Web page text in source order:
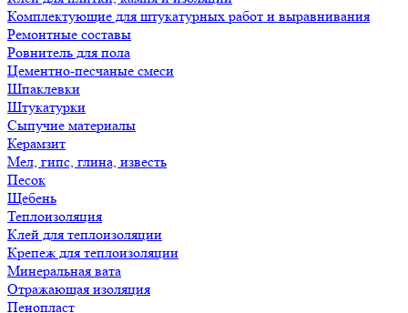
Комплектующие для штукатурных работ и выравнивания
Ремонтные составы
Ровнитель для пола
Цементно-песчаные смеси
Шпаклевки
Штукатурки
Сыпучие материалы
Керамзит
Мел, гипс, глина, известь
Песок
Щебень
Теплоизоляция
Клей для теплоизоляции
Крепеж для теплоизоляции
Минеральная вата
Отражающая изоляция
Пенопласт